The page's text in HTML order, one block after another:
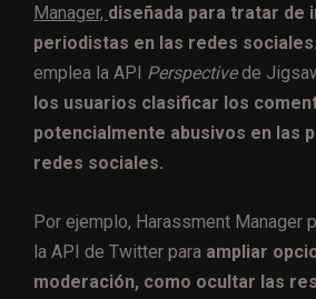
Manager, diseñada para tratar de
periodistas en las redes sociales.
emplea la API Perspectivede
los usuarios clasificar los
potencialmente abusivos en las
redes sociales.
Por ejemplo, Harassment Manager
la API de Twitter para ampliar
moderación, como ocultar las